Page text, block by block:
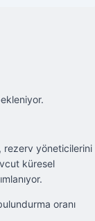
rezerv yöneticilerini
küresel
oranı